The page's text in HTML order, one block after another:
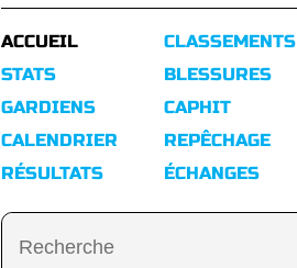
ACCUEIL
STATS
GARDIENS
CALENDRIER
RÉSULTATS
CLASSEMENTS
BLESSURES
CAPHIT
REPÊCHAGE
ÉCHANGES